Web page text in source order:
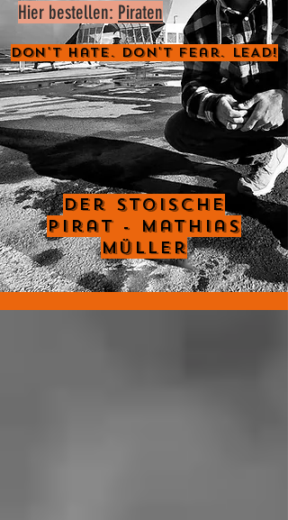
Hier bestellen: Piraten
Don't Hate. Don't Fear. LEAD!
Der Stoische
Pirat - Mathias
Müller